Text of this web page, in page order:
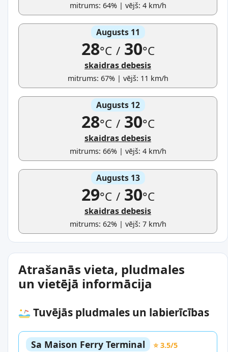
mitrums: 64% | vējš: 4 km/h
Augusts 11
28°C /30°C
skaidras debesis
mitrums: 67% | vējš: 11 km/h
Augusts 12
28°C /30°C
skaidras debesis
mitrums: 66% | vējš: 4 km/h
Augusts 13
29°C /30°C
skaidras debesis
mitrums: 62% | vējš: 7 km/h
Atrašanās vieta, pludmales
un vietējā informācija
Tuvējās pludmales un labierīcības
Sa Maison Ferry Terminal
⭐ 3.5/5